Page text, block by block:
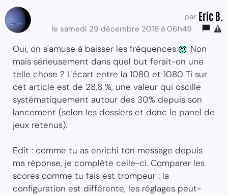
par Eric B.
le samedi 29 décembre 2018 à 06h49
Oui, on s'amuse à baisser les fréquences
. Non
mais sérieusement dans quel but ferait-on une
telle chose ? L'écart entre la 1080 et 1080 Ti sur
cet article est de 28,8 %, une valeur qui oscille
systématiquement autour des 30% depuis son
lancement (selon les dossiers et donc le panel de
jeux retenus).
Edit : comme tu as enrichi ton message depuis
ma réponse, je complète celle-ci. Comparer les
scores comme tu fais est trompeur : la
configuration est différente, les réglages peut-